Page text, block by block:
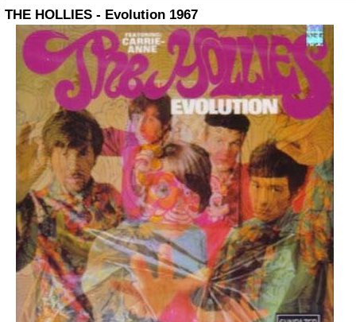
THE HOLLIES - Evolution 1967